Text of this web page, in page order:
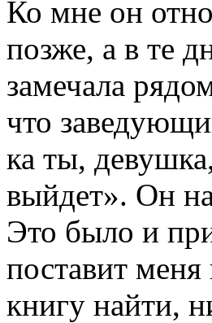
Ко мне он
позже, а в те
замечала
что
ка ты,
выйдет». Он
Это было и
поставит
книгу найти,